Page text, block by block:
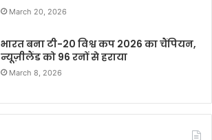
March 20, 2026
भारत बना टी-20 विश्व कप 2026 का चैंपियन,
न्यूज़ीलैंड को 96 रनों से हराया
March 8, 2026